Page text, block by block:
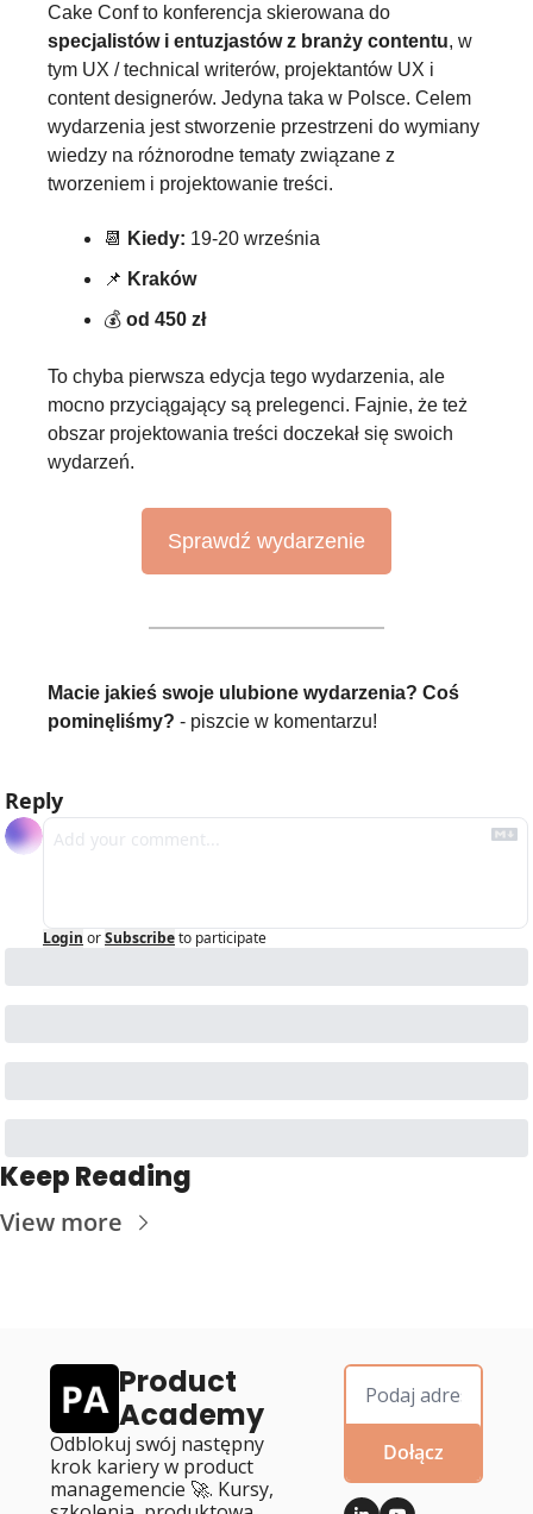
specjalistów i entuzjastów z branży contentu, w
tym UX / technical writerów, projektantów UX i
content designerów. Jedyna taka w Polsce. Celem
wydarzenia jest stworzenie przestrzeni do wymiany
wiedzy na różnorodne tematy związane z
tworzeniem i projektowanie treści.
📆 Kiedy: 19-20 września
📌 Kraków
💰 od 450 zł
To chyba pierwsza edycja tego wydarzenia, ale
mocno przyciągający są prelegenci. Fajnie, że też
obszar projektowania treści doczekał się swoich
wydarzeń.
Sprawdź wydarzenie
Macie jakieś swoje ulubione wydarzenia? Coś
pominęliśmy? - piszcie w komentarzu!
Reply
Login orSubscribeto participate
Keep Reading
View more
Product
Academy
Odblokuj swój następny
krok kariery w product
managemencie 🚀. Kursy,
Dołącz